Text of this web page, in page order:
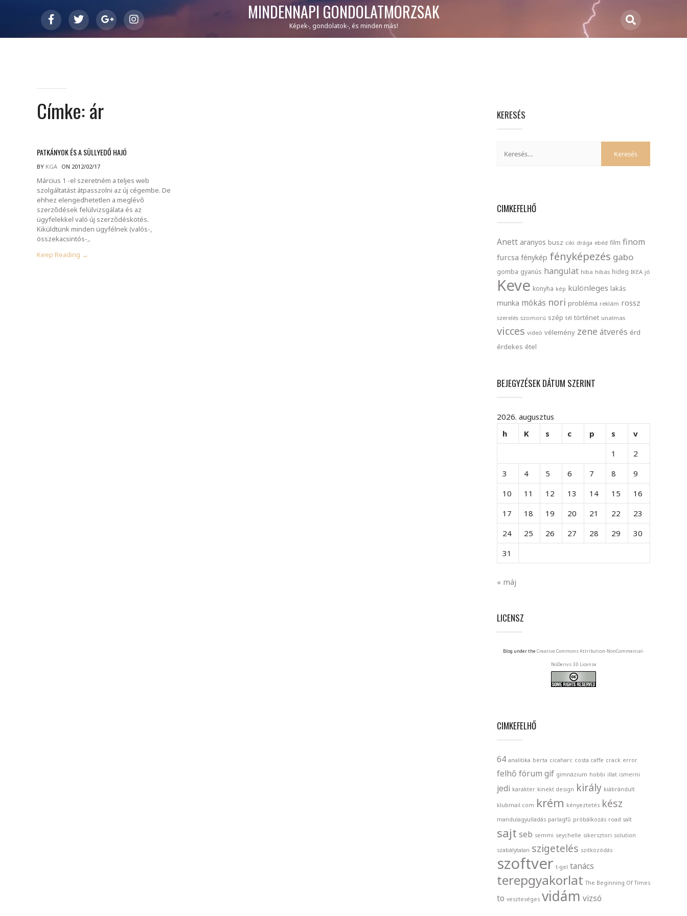
MINDENNAPI GONDOLATMORZSÁK
Képek-, gondolatok-, és minden más!
Címke:ár
PATKÁNYOK ÉS A SÜLLYEDŐ HAJÓ
BY KGA ON 2012/02/17
Március 1 -el szeretném a teljes web
szolgáltatást átpasszolni az új cégembe. De
ehhez elengedhetetlen a meglévő
szerződések felülvizsgálata és az
ügyfelekkel való új szerződéskötés.
Kiküldtünk minden ügyfélnek (valós-,
összekacsintós-,.
Keep Reading →
KERESÉS
CIMKEFELHŐ
Anett aranyos busz ciki drága ebéd film finom
furcsa fénykép fényképezés gabo
gomba gyanús hangulat hiba hibás hideg IKEA jó
Keve konyha kép különleges lakás
munka mókás nori probléma reklám rossz
szerelés szomorú szép tél történet unalmas
vicces videó vélemény zene átverés érd
érdekes étel
BEJEGYZÉSEK DÁTUM SZERINT
2026. augusztus
h
K s c p s
v
1
2
3
4 5 6 7 8
9
10
11 12 13 14 15
16
17
18 19 20 21 22
23
24
25 26 27 28 29
30
31
« máj
LICENSZ
Blog under the Creative Commons Attribution-NonCommercial-
NoDerivs 3.0 License
CIMKEFELHŐ
64 analitika berta cicaharc costa caffe crack error
felhő fórum gif gimnázium hobbi illat ismerni
jedi karakter kinekt design király kiábrándult
klubmail.com krém kényeztetés kész
mandulagyulladás parlagfű próbálkozás road salt
sajt seb semmi seychelle sikersztori solution
szabálytalan szigetelés szitkozódás
szoftver t-gel tanács
terepgyakorlat The Beginning Of Times
to veszteséges vidám vizsó